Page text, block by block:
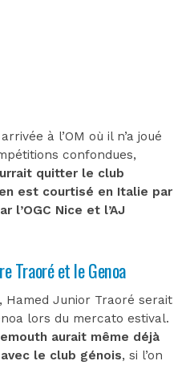
à l’OM où il n’a joué
confondues,
quitter le club
est courtisé en Italie par
l’OGC Nice et l’AJ
Traoré et le Genoa
Junior Traoré serait
lors du mercato estival.
aurait même déjà
le club génois, si l’on